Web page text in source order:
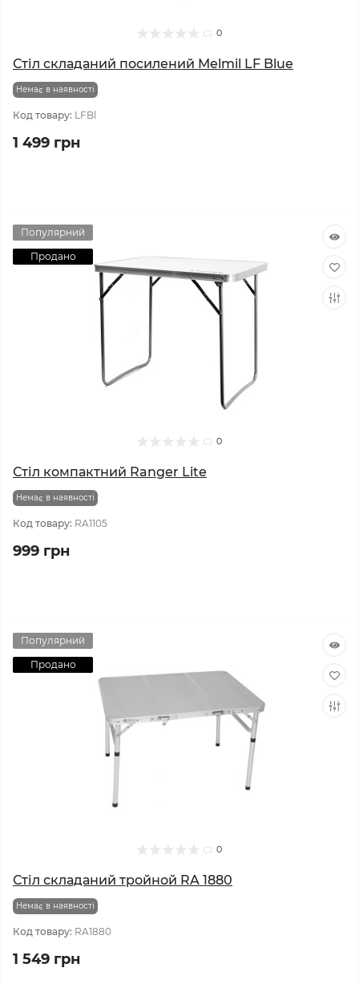
0
Стіл складаний посилений Melmil LF Blue
Немає в наявності
Код товару: LFBl
1 499 грн
Популярний
Продано
0
Стіл компактний Ranger Lite
Немає в наявності
Код товару: RA1105
999 грн
Популярний
Продано
0
Стіл складаний тройной RA 1880
Немає в наявності
Код товару: RA1880
1 549 грн